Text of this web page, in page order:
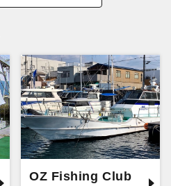
OZ Fishing Club